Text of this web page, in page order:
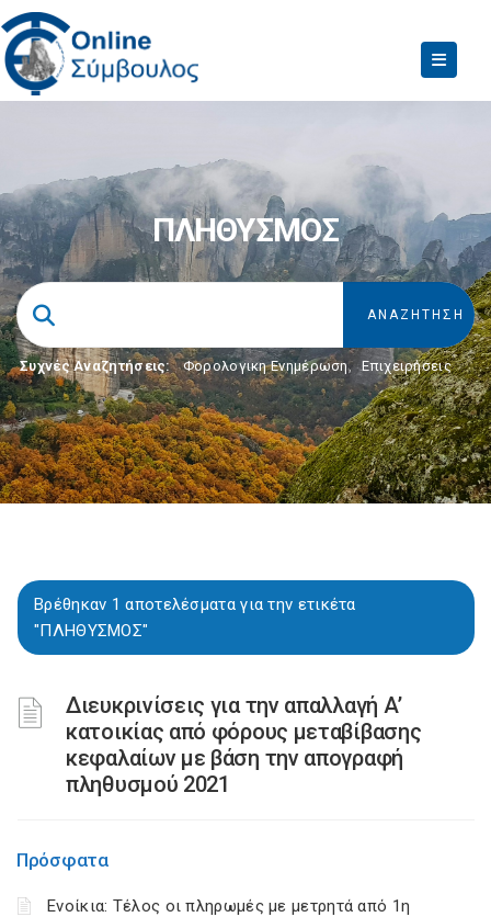
ΠΛΗΘΥΣΜΟΣ
Συχνές Αναζητήσεις: Φορολογικη Ενημέρωση, Επιχειρήσεις
Βρέθηκαν 1 αποτελέσματα για την ετικέτα
"ΠΛΗΘΥΣΜΟΣ"
Διευκρινίσεις για την απαλλαγή Α’
κατοικίας από φόρους μεταβίβασης
κεφαλαίων με βάση την απογραφή
πληθυσμού 2021
Πρόσφατα
Ενοίκια: Τέλος οι πληρωμές με μετρητά από 1η